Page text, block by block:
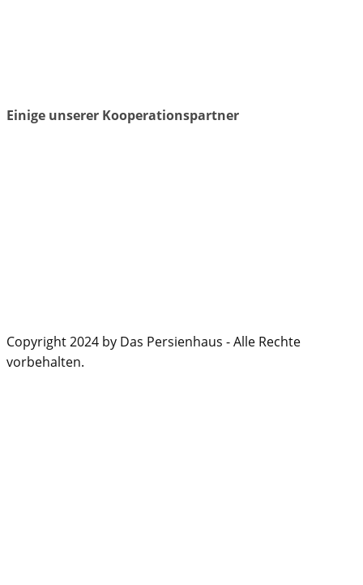
Einige unserer Kooperationspartner
Copyright 2024 by Das Persienhaus - Alle Rechte
vorbehalten.